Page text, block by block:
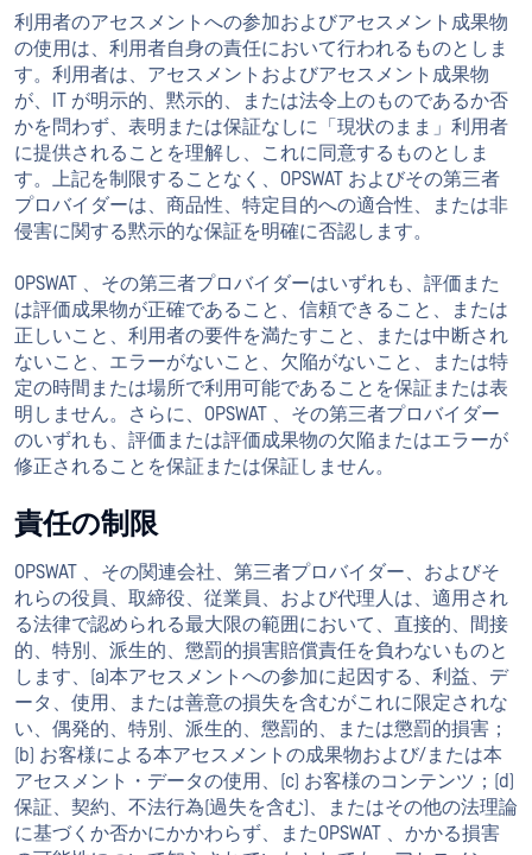
利用者のアセスメントへの参加およびアセスメント成果物
の使用は、利用者自身の責任において行われるものとしま
す。利用者は、アセスメントおよびアセスメント成果物
が、IT が明示的、黙示的、または法令上のものであるか否
かを問わず、表明または保証なしに「現状のまま」利用者
に提供されることを理解し、これに同意するものとしま
す。上記を制限することなく、OPSWAT およびその第三者
プロバイダーは、商品性、特定目的への適合性、または非
侵害に関する黙示的な保証を明確に否認します。
OPSWAT 、その第三者プロバイダーはいずれも、評価また
は評価成果物が正確であること、信頼できること、または
正しいこと、利用者の要件を満たすこと、または中断され
ないこと、エラーがないこと、欠陥がないこと、または特
定の時間または場所で利用可能であることを保証または表
明しません。さらに、OPSWAT 、その第三者プロバイダー
のいずれも、評価または評価成果物の欠陥またはエラーが
修正されることを保証または保証しません。
責任の制限
OPSWAT 、その関連会社、第三者プロバイダー、およびそ
れらの役員、取締役、従業員、および代理人は、適用され
る法律で認められる最大限の範囲において、直接的、間接
的、特別、派生的、懲罰的損害賠償責任を負わないものと
します、(a)本アセスメントへの参加に起因する、利益、デ
ータ、使用、または善意の損失を含むがこれに限定されな
い、偶発的、特別、派生的、懲罰的、または懲罰的損害；
(b) お客様による本アセスメントの成果物および/または本
アセスメント・データの使用、(c) お客様のコンテンツ；(d)
保証、契約、不法行為(過失を含む)、またはその他の法理論
に基づくか否かにかかわらず、またOPSWAT 、かかる損害